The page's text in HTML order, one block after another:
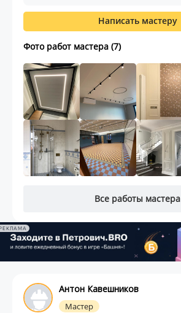
Написать мастеру
Фото работ мастера (7)
Все работы мастера
Антон Кавешников
Мастер